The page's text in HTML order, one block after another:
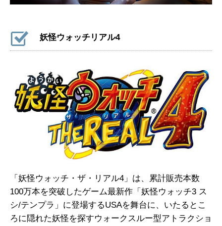
妖怪ウォッチリアル4
「妖怪ウォッチ・ザ・リアル4」は、累計販売本数
100万本を突破したゲーム最新作「妖怪ウォッチ3 ス
シ/テンプラ」に登場するUSAを舞台に、いたるとこ
ろに隠れた妖怪を探すウォークスルー型アトラクショ